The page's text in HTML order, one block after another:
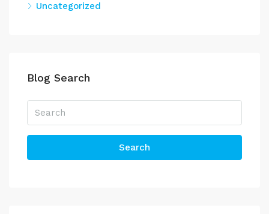
Uncategorized
Blog Search
Search